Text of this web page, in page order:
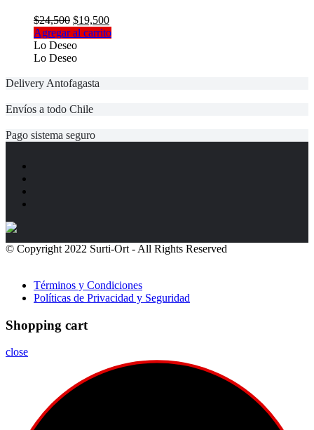
$24,500 El
precio
original
era:
$19,500El
precio
Agregar al carrito
Lo Deseo
Lo Deseo
Delivery Antofagasta
Envíos a todo Chile
Pago sistema seguro
© Copyright 2022 Surti-Ort - All Rights Reserved
Términos y Condiciones
Políticas de Privacidad y Seguridad
Shopping cart
close